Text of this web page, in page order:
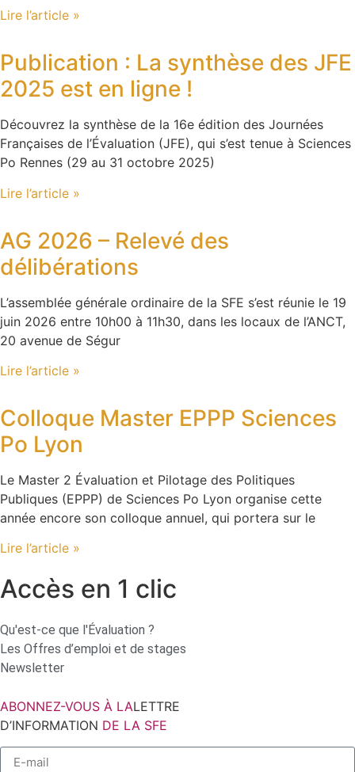
Lire l’article »
Publication : La synthèse des JFE
2025 est en ligne !
Découvrez la synthèse de la 16e édition des Journées
Françaises de l’Évaluation (JFE), qui s’est tenue à Sciences
Po Rennes (29 au 31 octobre 2025)
Lire l’article »
AG 2026 – Relevé des
délibérations
L’assemblée générale ordinaire de la SFE s’est réunie le 19
juin 2026 entre 10h00 à 11h30, dans les locaux de l’ANCT,
20 avenue de Ségur
Lire l’article »
Colloque Master EPPP Sciences
Po Lyon
Le Master 2 Évaluation et Pilotage des Politiques
Publiques (EPPP) de Sciences Po Lyon organise cette
année encore son colloque annuel, qui portera sur le
Lire l’article »
Accès en 1 clic
Qu'est-ce que l'Évaluation ?
Les Offres d’emploi et de stages
Newsletter
ABONNEZ-VOUS À LALETTRE
D’INFORMATION DE LA SFE